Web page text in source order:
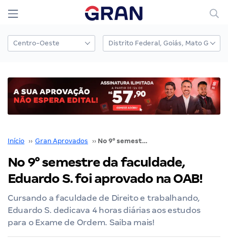
Início ›› Gran Aprovados ›› No 9° semestre da faculdade, Eduardo S. foi aprovado na OAB!
No 9° semestre da faculdade,
Eduardo S. foi aprovado na OAB!
Cursando a faculdade de Direito e trabalhando,
Eduardo S. dedicava 4 horas diárias aos estudos
para o Exame de Ordem. Saiba mais!